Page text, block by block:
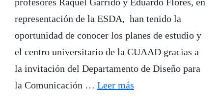
representación de la ESDA, han tenido la
oportunidad de conocer los planes de estudio y
el centro universitario de la CUAAD gracias a
la invitación del Departamento de Diseño para
la Comunicación … Leer más